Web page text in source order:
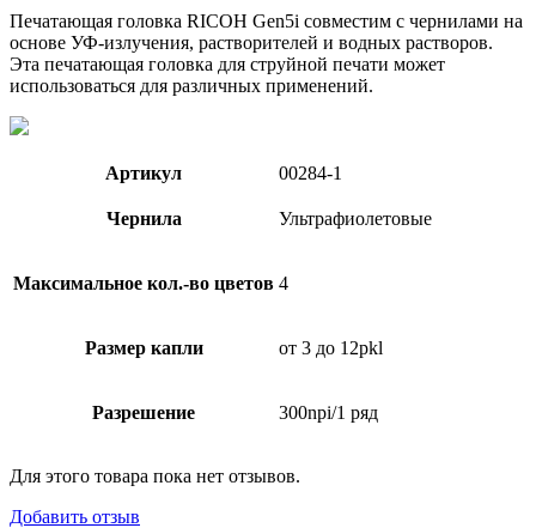
Печатающая головка RICOH Gen5i совместим с чернилами на
основе УФ-излучения, растворителей и водных растворов.
Эта печатающая головка для струйной печати может
использоваться для различных применений.
Артикул 00284-1
Чернила Ультрафиолетовые
Максимальное кол.-во цветов 4
Размер капли от 3 до 12pkl
Разрешение 300npi/1 ряд
Для этого товара пока нет отзывов.
Добавить отзыв